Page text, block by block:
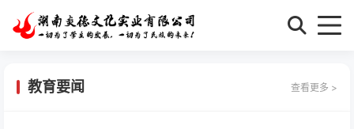
教育要闻 查看更多 >